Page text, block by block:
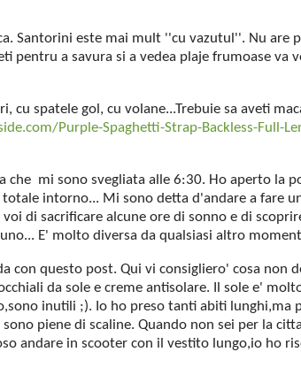
Santorini este mai mult ''cu vazutul''. Nu are
pentru a savura si a vedea plaje frumoase va
spatele gol, cu volane...Trebuie sa aveti
Purple-Spaghetti-Strap-Backless-Full-
che mi sono svegliata alle 6:30. Ho aperto la
intorno... Mi sono detta d'andare a fare
di sacrificare alcune ore di sonno e di
E' molto diversa da qualsiasi altro
con questo post. Qui vi consigliero' cosa non
da sole e creme antisolare. Il sole e'
inutili ;). Io ho preso tanti abiti lunghi,ma
piene di scaline. Quando non sei per la
andare in scooter con il vestito lungo,io ho